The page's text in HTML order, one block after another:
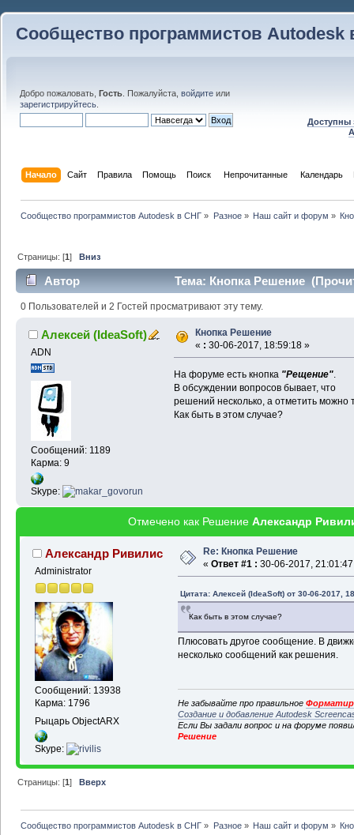
Сообщество программистов Autodesk
Добро пожаловать, Гость . Пожалуйста, войдите или
зарегистрируйтесь
Доступны
Начало Сайт Правила Помощь Поиск Непрочитанные Календарь
Сообщество программистов Autodesk в СНГ » Разное» Наш сайт и форум »
Страницы: [1]Вниз
Автор Тема: Кнопка Решение
0 Пользователей и 2 Гостей просматривают эту тему.
Алексей (IdeaSoft)
ADN
Сообщений: 1189
Карма: 9
Skype:
Кнопка Решение
« : 30-06-2017, 18:59:18 »
На форуме есть кнопка "Рещение".
В обсуждении вопросов бывает, что
решений несколько, а отметить можно
Как быть в этом случае?
Отмечено как Решение Александр
Александр Ривилис
Administrator
Сообщений: 13938
Карма: 1796
Рыцарь ObjectARX
Skype:
Re: Кнопка Решение
« Ответ #1 : 30-06-2017,
Цитата: Алексей (IdeaSoft) от 30-06-2017,
Как быть в этом случае?
Плюсовать другое сообщение. В
несколько сообщений как решения.
Не забывайте про правильное
Создание и добавление Autodesk
Если Вы задали вопрос и на форуме
Решение
Страницы: [1] Вверх
Сообщество программистов Autodesk в СНГ » Разное» Наш сайт и форум »